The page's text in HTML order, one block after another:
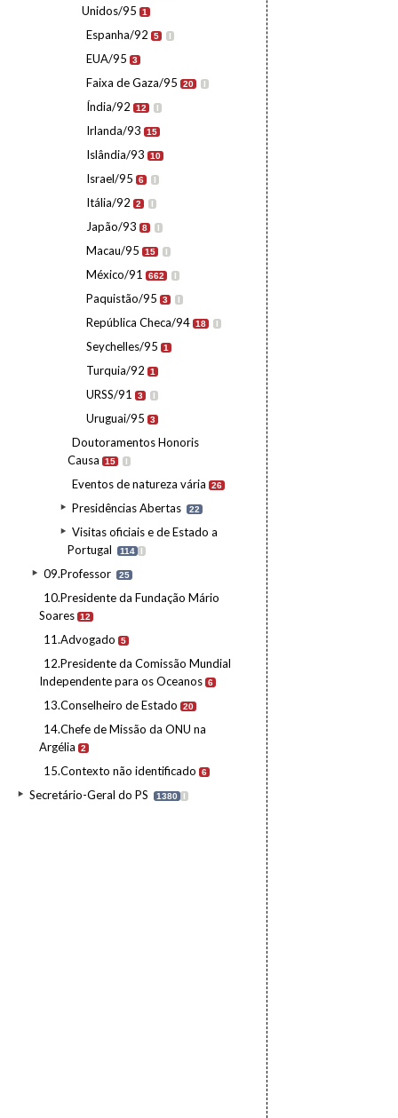
Unidos/95
1
Espanha/92 5 I
EUA/95 3
Faixa de Gaza/95 20 I
Índia/92 12 I
Irlanda/93 15
Islândia/93 10
Israel/95 6 I
Itália/92 2 I
Japão/93 8 I
Macau/95 15 I
México/91 662 I
Paquistão/95 3 I
República Checa/94 18 I
Seychelles/95 1
Turquia/92 1
URSS/91 3 I
Uruguai/95 3
Doutoramentos Honoris
Causa
15 I
Eventos de natureza vária 26
Presidências Abertas 22
Visitas oficiais e de Estado a
Portugal
114 I
09.Professor 25
10.Presidente da Fundação Mário
Soares 12
11.Advogado 5
12.Presidente da Comissão Mundial
Independente para os Oceanos 6
13.Conselheiro de Estado 20
14.Chefe de Missão da ONU na
Argélia
2
15.Contexto não identificado 6
Secretário-Geral do PS 1380 I